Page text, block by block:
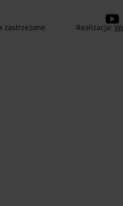
zastrzeżone Realizacja: